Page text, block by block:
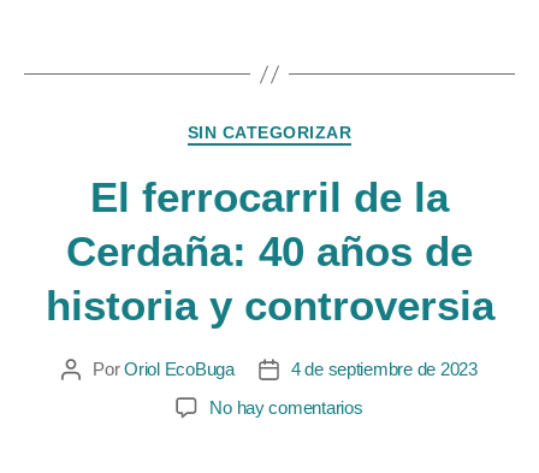
SIN CATEGORIZAR
El ferrocarril de la
Cerdaña: 40 años de
historia y controversia
PorOriol EcoBuga
4 de septiembre de 2023
No hay comentarios